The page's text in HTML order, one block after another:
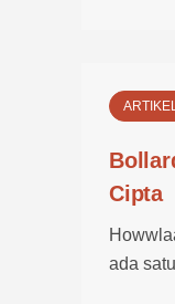
Cipta
ada